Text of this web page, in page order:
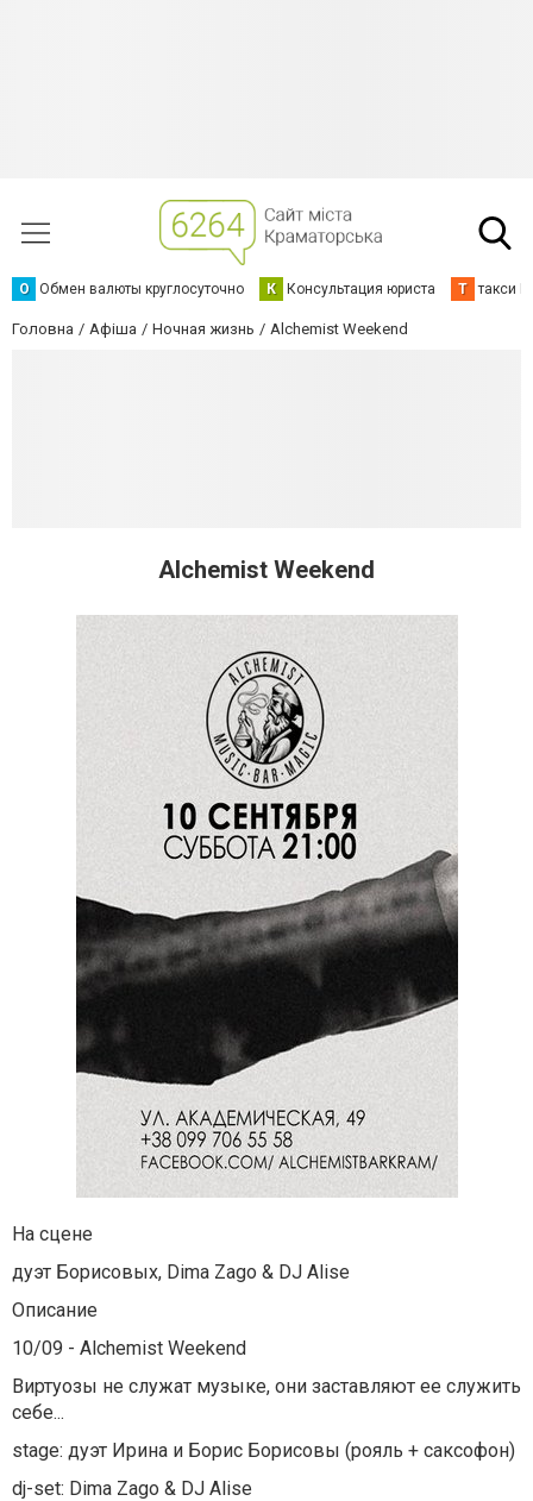
О Обмен валюты круглосуточно К Консультация юриста Т такси
Головна Афіша Ночная жизнь Alchemist Weekend
Alchemist Weekend
На сцене
дуэт Борисовых, Dima Zago & DJ Alise
Описание
10/09 - Alchemist Weekend
Виртуозы не служат музыке, они заставляют ее служить
себе...
stage: дуэт Ирина и Борис Борисовы (рояль + саксофон)
dj-set: Dima Zago & DJ Alise